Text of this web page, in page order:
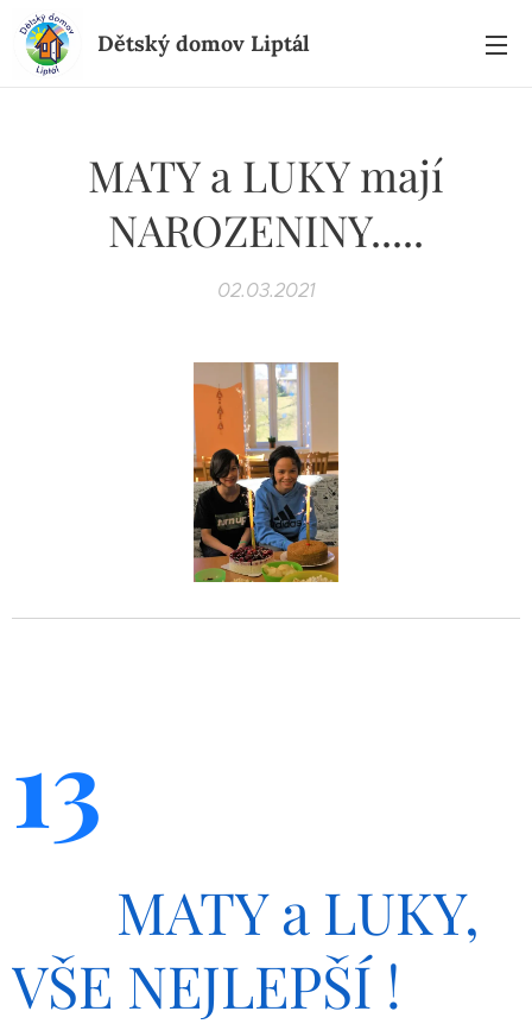
Dětský domov Liptál
MATY a LUKY mají
NAROZENINY.....
02.03.2021
13
MATY a LUKY,
VŠE NEJLEPŠÍ !